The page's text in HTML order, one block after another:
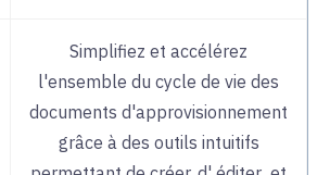
Simplifiez et accélérez
l'ensemble du cycle de vie des
documents d'approvisionnement
grâce à des outils intuitifs